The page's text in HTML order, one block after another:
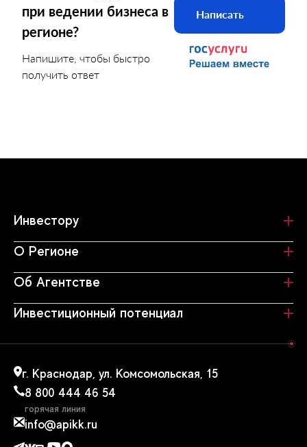
при ведении бизнеса в
регионе?
Напишите, чтобы быстро
получить ответ
Написать
Инвестору
О Регионе
Об Агентстве
Инвестиционный потенциал
г. Краснодар, ул. Комсомольская, 15
8 800 444 46 54
горячая линия
info@apikk.ru